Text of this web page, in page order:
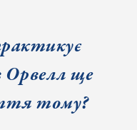
Орвелл ще
тому?